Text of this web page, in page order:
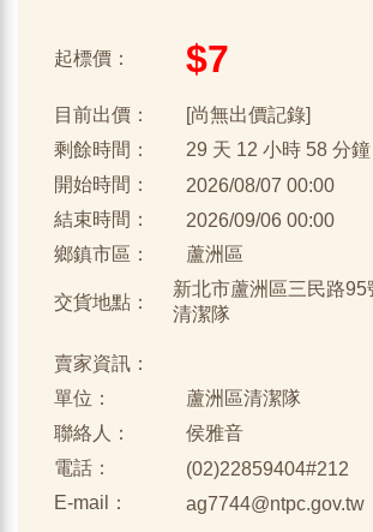
起標價： $7
目前出價：
[尚無出價記錄]
剩餘時間：
29 天 12 小時 58 分鐘
開始時間：
2026/08/07 00:00
結束時間：
2026/09/06 00:00
鄉鎮市區：
蘆洲區
交貨地點：
新北市蘆洲區三民路95
清潔隊
賣家資訊：
單位：
蘆洲區清潔隊
聯絡人：
侯雅音
電話：
(02)22859404#212
E-mail：
ag7744@ntpc.gov.tw